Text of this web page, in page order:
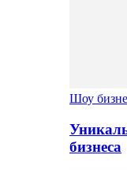
Шоу
бизнеса